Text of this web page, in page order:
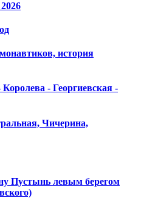
история
- Георгиевская -
Чичерина,
Пустынь левым берегом